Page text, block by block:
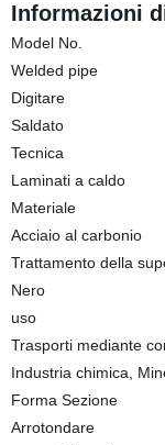
Informazioni
Model No.
Welded pipe
Digitare
Saldato
Tecnica
Laminati a caldo
Materiale
Acciaio al carbonio
Trattamento della
Nero
uso
Trasporti mediante
Industria chimica,
Forma Sezione
Arrotondare